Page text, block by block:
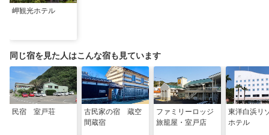
岬観光ホテル
同じ宿を見た人はこんな宿も見ています
民宿 室戸荘
古民家の宿 蔵空
間蔵宿
ファミリーロッジ
旅籠屋・室戸店
東洋白浜リ
ホテル